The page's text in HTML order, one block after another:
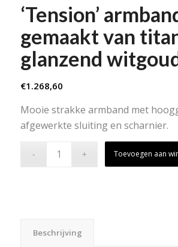
‘Tension’
gemaakt van
glanzend
€1.268,60
Mooie strakke armband met
afgewerkte sluiting en scharnier.
Toevoegen aan
Beschrijving